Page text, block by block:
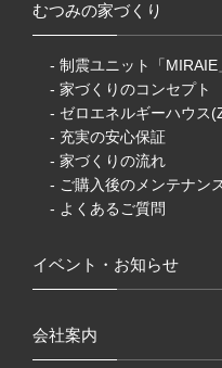
むつみの家づくり
- 制震ユニット「MIRAIE
- 家づくりのコンセプト
- ゼロエネルギーハウス
- 充実の安心保証
- 家づくりの流れ
- ご購入後のメンテナン
- よくあるご質問
イベント・お知らせ
会社案内